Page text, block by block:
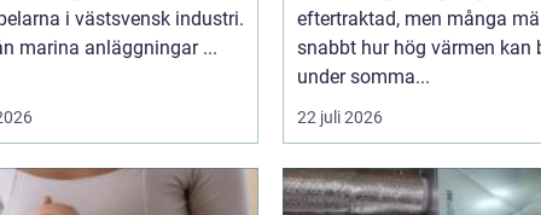
i västsvensk industri.
marina anläggningar ...
eftertraktad, men många
snabbt hur hög värmen kan
under somma...
22 juli 2026